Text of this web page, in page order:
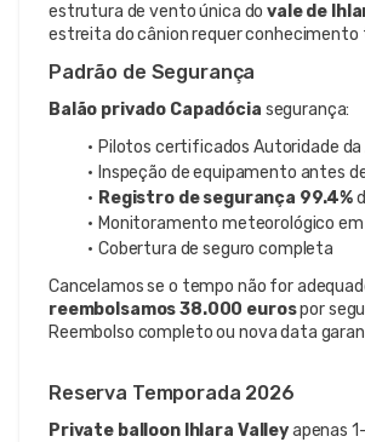
estrutura de vento única do vale de
estreita do cânion requer conhecimento
Padrão de Segurança
Balão privado Capadócia segurança:
Pilotos certificados Autoridade da
Inspeção de equipamento antes
Registro de segurança 99.4%
Monitoramento meteorológico
Cobertura de seguro completa
reembolsamos 38.000 euros por
Reembolso completo ou nova data
Reserva Temporada 2026
Private balloon Ihlara Valley apenas